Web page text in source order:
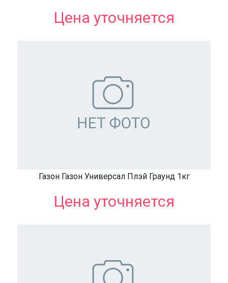
Цена уточняется
Газон Газон Универсал Плэй Граунд 1кг
Цена уточняется